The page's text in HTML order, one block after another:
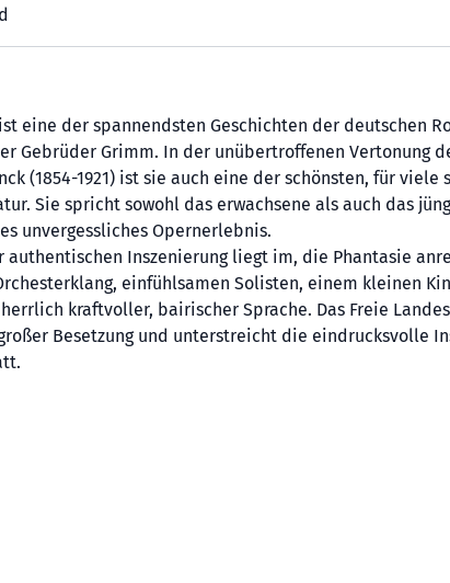
eine der spannendsten Geschichten der deutschen
Gebrüder Grimm. In der unübertroffenen Vertonung
(1854-1921) ist sie auch eine der schönsten, für viele
Sie spricht sowohl das erwachsene als auch das
unvergessliches Opernerlebnis.
authentischen Inszenierung liegt im, die Phantasie
einfühlsamen Solisten, einem kleinen
kraftvoller, bairischer Sprache. Das Freie
Besetzung und unterstreicht die eindrucksvolle